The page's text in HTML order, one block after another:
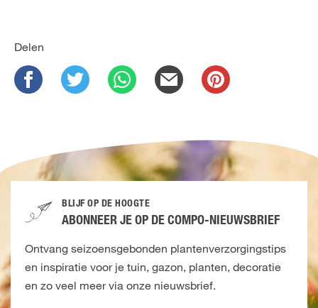
Delen
BLIJF OP DE HOOGTE
ABONNEER JE OP DE COMPO-NIEUWSBRIEF
Ontvang seizoensgebonden plantenverzorgingstips
en inspiratie voor je tuin, gazon, planten, decoratie
en zo veel meer via onze nieuwsbrief.